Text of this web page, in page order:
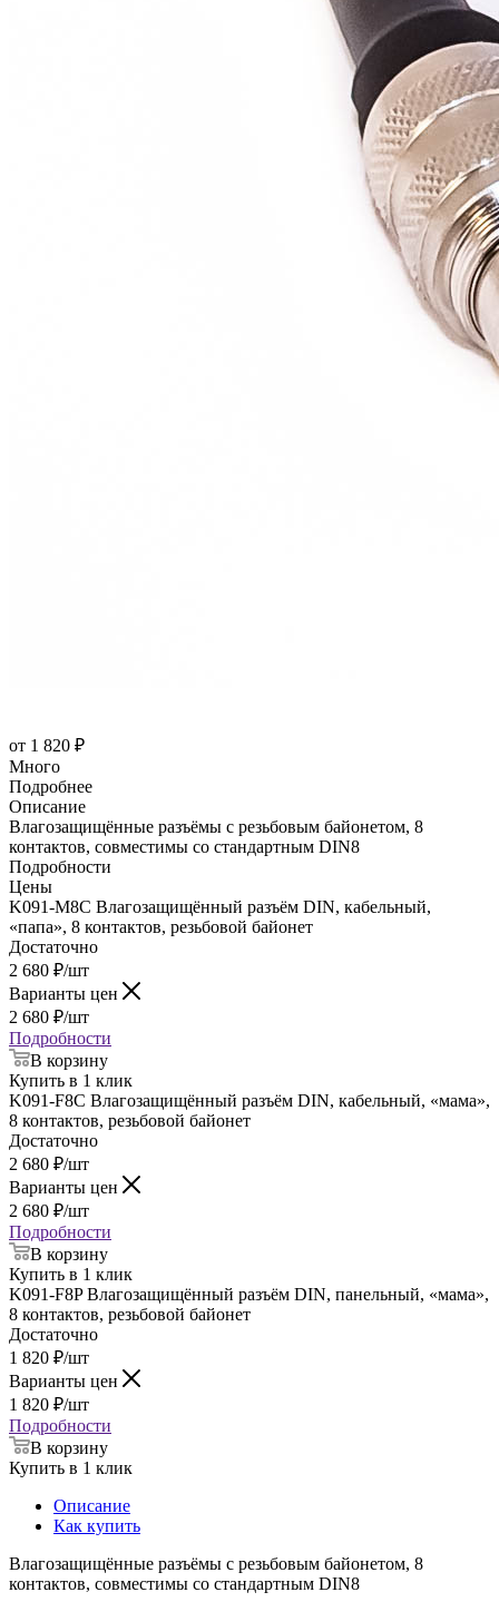
от 1 820 ₽
Много
Подробнее
Описание
Влагозащищённые разъёмы с резьбовым байонетом, 8
контактов, совместимы со стандартным DIN8
Подробности
Цены
K091-M8C Влагозащищённый разъём DIN, кабельный,
«папа», 8 контактов, резьбовой байонет
Достаточно
2 680 ₽/шт
Варианты цен
2 680 ₽/шт
Подробности
В корзину
Купить в 1 клик
K091-F8C Влагозащищённый разъём DIN, кабельный, «мама»,
8 контактов, резьбовой байонет
Достаточно
2 680 ₽/шт
Варианты цен
2 680 ₽/шт
Подробности
В корзину
Купить в 1 клик
K091-F8P Влагозащищённый разъём DIN, панельный, «мама»,
8 контактов, резьбовой байонет
Достаточно
1 820 ₽/шт
Варианты цен
1 820 ₽/шт
Подробности
В корзину
Купить в 1 клик
Описание
Как купить
Влагозащищённые разъёмы с резьбовым байонетом, 8
контактов, совместимы со стандартным DIN8